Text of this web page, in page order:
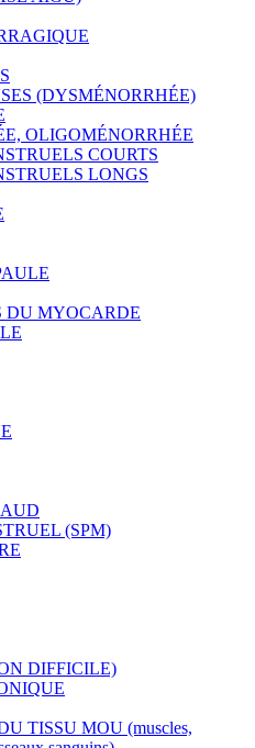
(DYSMÉNORRHÉE)
OLIGOMÉNORRHÉE
COURTS
LONGS
DU MYOCARDE
(SPM)
DIFFICILE)
TISSU MOU (muscles,